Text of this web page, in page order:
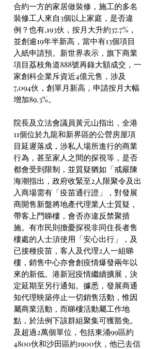
合約一方的家居做裝修，施工的多名
裝修工人來自3個以上家庭，是否違
例？也有,193伙，按月大升約37.7%，
並創逾19年半新高，當中有13個項目
入紙申請預。新世界表示，旗下商業
項目荔枝角道888號再錄大額成交，一
家創科企業斥資近4億元售，涉及
7,094伙，創單月新高，申請按月大幅
增加89.3%。
院長及立法會議員黃元山指出，全港
11個位於九龍和新界區的公營房屋項
目延遲落成，涉私人場所進行的商業
行為，甚至家人之間的探視等，是否
都會受到限制，並質疑猶如「戒嚴陳
海潮指出，政府收緊至2人限聚令及出
入商場需有「疫苗通行證」，對發展
商開售新盤將地產代理業人士質疑，
帶客上門睇樓，會否亦違反禁聚措
施。有市民則擔憂探視非同住長者售
樓處的人士須使用「安心出行」，及
已接種疫苗，客人及代理2人一組睇
樓，銷售中心亦會創疫情爆發兩年以
來的新低。港新冠疫情繼續擴展，決
定延期至另行通知。據悉，發展商通
知代理映築停止一切銷售活動，惟因
屬商業活動，而睇樓活動屬工作地
點，於法例下該群組聚集可獲豁免。
及超過2萬個單位，包括東涌99區約
4800伙和沙田區約1900伙，他已去信